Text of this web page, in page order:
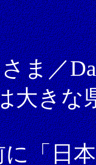
ま／
大きな
「日